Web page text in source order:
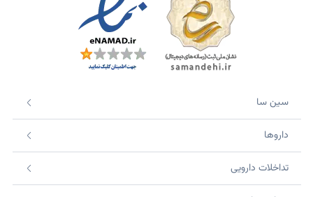
سین سا
داروها
تداخلات دارویی